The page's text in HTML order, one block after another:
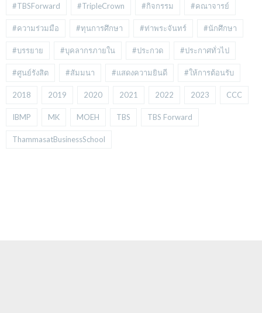
#TBSForward #TripleCrown #กิจกรรม #คณาจารย์
#ความร่วมมือ #ทุนการศึกษา #ท่าพระจันทร์ #นักศึกษา
#บรรยาย #บุคลากรภายใน #ประกวด #ประกาศทั่วไป
#ศูนย์รังสิต #สัมมนา #แสดงความยินดี #ให้การต้อนรับ
2018 2019 2020 2021 2022 2023 CCC
IBMP MK MOEH TBS TBS Forward
ThammasatBusinessSchool